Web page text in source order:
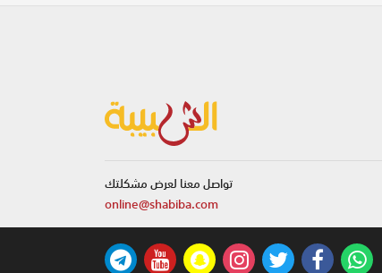
تواصل معنا لعرض مشكلتك
online@shabiba.com